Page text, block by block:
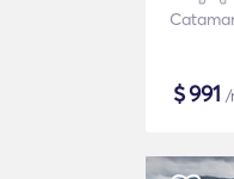
$991 /